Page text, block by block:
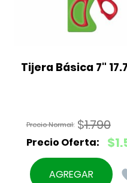
Tijera Básica 7"
$1.790
El
precio
original
$
El
precio
AGREGAR